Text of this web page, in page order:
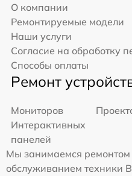
О компании
Ремонтируемые модели
Наши услуги
Согласие на обработку
Способы оплаты
Ремонт
Мониторов
Интерактивных
панелей
Мы занимаемся ремонтом
обслуживанием техники